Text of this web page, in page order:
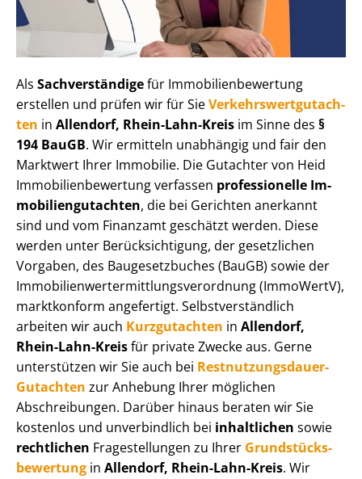
Als Sachverständigefür Im­mo­bi­li­en­be­wer­tung
erstellen und prüfen wir für SieVer­kehrs­wert­gut­ach­
ten in Allendorf, Rhein-Lahn-Kreis im Sinne des §
194 BauGB. Wir ermitteln unabhängig und fair den
Marktwert Ihrer Immobilie. Die Gutachter von Heid
Im­mo­bi­li­en­be­wer­tung verfassen professionelle Im­
mo­bi­li­en­gut­ach­ten, die bei Gerichten anerkannt
sind und vom Finanzamt geschätzt werden. Diese
werden unter Be­rück­sich­ti­gung, der gesetzlichen
Vorgaben, des Baugesetzbuches (BauGB) sowie der
Im­mo­bi­li­en­wert­ermitt­lungs­ver­ord­nung (ImmoWertV),
marktkonform angefertigt. Selbst­ver­ständ­lich
arbeiten wir auch Kurzgutachten in Allendorf,
Rhein-Lahn-Kreisfür private Zwecke aus. Gerne
unterstützen wir Sie auch bei Rest­nut­zungs­dau­er-
Gutachten zur Anhebung Ihrer möglichen
Abschreibungen. Darüber hinaus beraten wir Sie
kostenlos und unverbindlich bei inhaltlichen sowie
rechtlichen Fragestellungen zu Ihrer Grund­stücks­
be­wer­tung in Allendorf, Rhein-Lahn-Kreis. Wir